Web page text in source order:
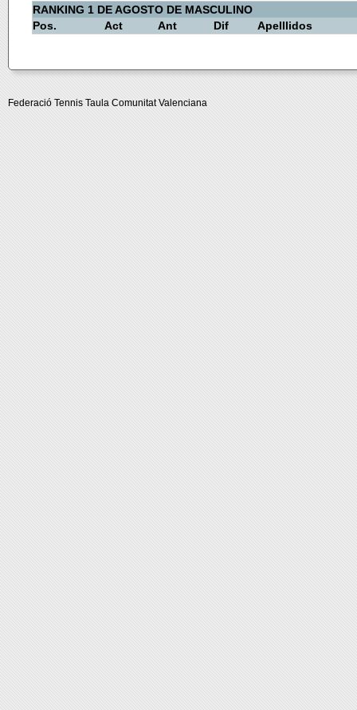
RANKING 1 DE AGOSTO DE MASCULINO
Pos.
Act Ant Dif Apelllidos
Federació Tennis Taula Comunitat Valenciana